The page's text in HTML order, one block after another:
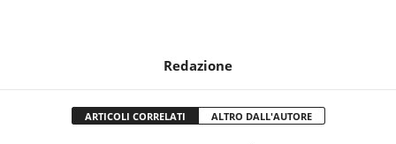
Redazione
ARTICOLI CORRELATI ALTRO DALL'AUTORE